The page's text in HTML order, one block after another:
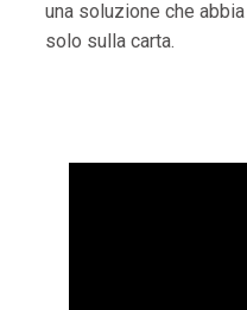
una soluzione che
solo sulla carta.